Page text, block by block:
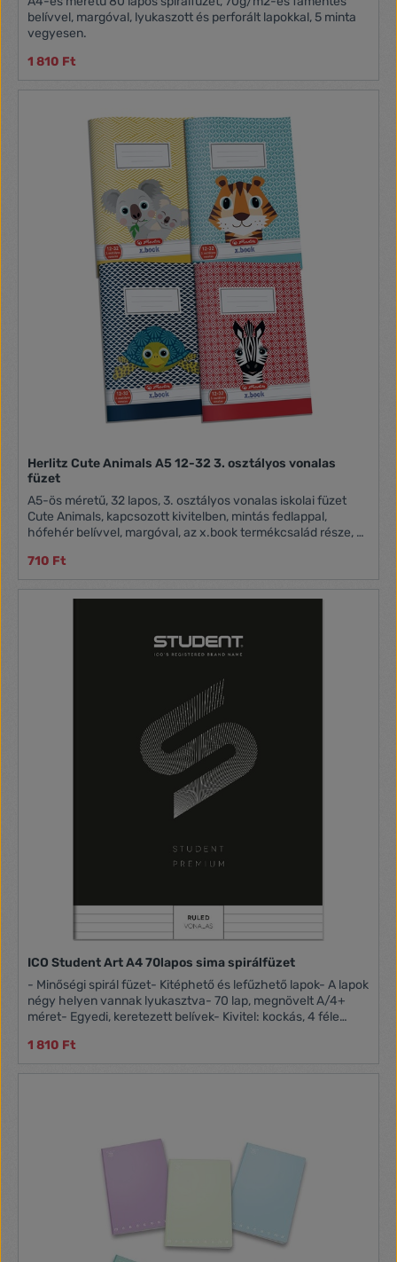
belívvel, margóval, lyukaszott és perforált lapokkal, 5 minta
vegyesen.
1 810 Ft
Herlitz Cute Animals A5 12-32 3. osztályos vonalas
füzet
A5-ös méretű, 32 lapos, 3. osztályos vonalas iskolai füzet
Cute Animals, kapcsozott kivitelben, mintás fedlappal,
hófehér belívvel, margóval, az x.book termékcsalád része, 4
710 Ft
ICO Student Art A4 70lapos sima spirálfüzet
- Minőségi spirál füzet- Kitéphető és lefűzhető lapok- A lapok
négy helyen vannak lyukasztva- 70 lap, megnövelt A/4+
méret- Egyedi, keretezett belívek- Kivitel: kockás, 4 féle
1 810 Ft